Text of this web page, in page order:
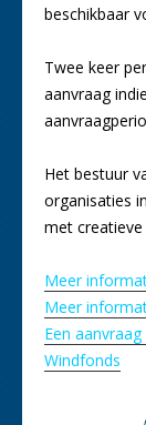
beschikbaar
Twee keer
aanvraag
Het bestuur
organisaties
met
Meer
Meer
Een
Windfonds